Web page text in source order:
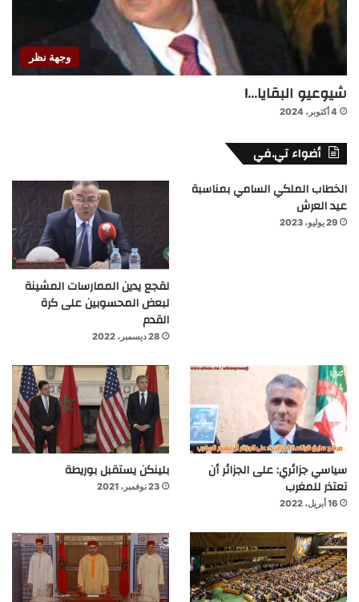
وجهة نظر
شيوعيو البقايا…!
4 أكتوبر، 2024
أضواء تي.في
الخطاب الملكي السامي بمناسبة
عيد العرش
29 يوليو، 2023
لقجع يدين الممارسات المشينة
لبعض المحسوبين على كرة
القدم
28 ديسمبر، 2022
سياسي جزائري: على الجزائر أن
تعتذر للمغرب
16 أبريل، 2022
بلينكن يستقبل بوريطة
23 نوفمبر، 2021